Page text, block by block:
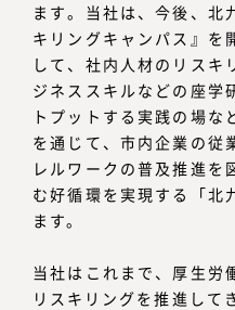
ます。当社は、今後、北
キリングキャンパス』を
して、社内人材のリスキ
ジネススキルなどの座学
トプットする実践の場な
を通じて、市内企業の従
レルワークの普及推進を
む好循環を実現する「北
ます。
当社はこれまで、厚生労
リスキリングを推進して